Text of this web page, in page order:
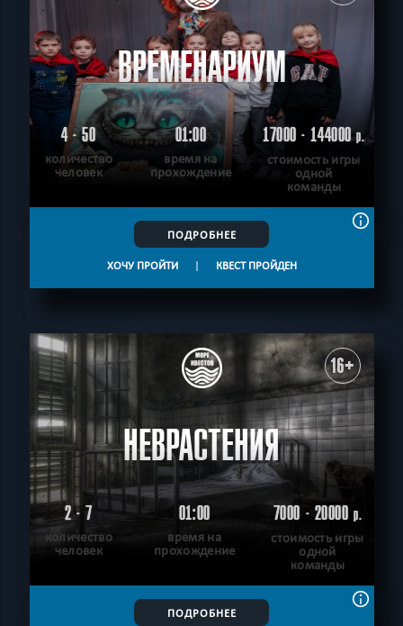
ВРЕМЕНАРИУМ
4 - 50
количество
человек
01:00
время на
прохождение
17000 - 144000р.
стоимость игры
одной
команды
ПОДРОБНЕЕ
ХОЧУ ПРОЙТИ | КВЕСТ ПРОЙДЕН
16+
НЕВРАСТЕНИЯ
2 - 7
количество
человек
01:00
время на
прохождение
7000 - 20000р.
стоимость игры
одной
команды
ПОДРОБНЕЕ